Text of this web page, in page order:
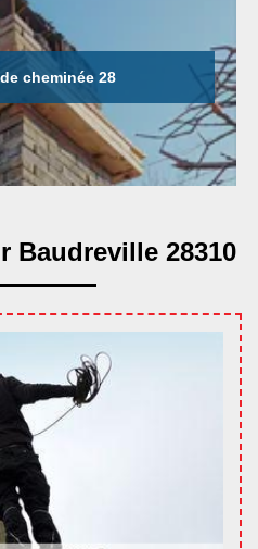
cheminée 28
Baudreville 28310